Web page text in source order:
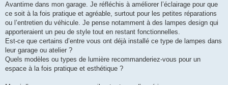
Avantime dans mon garage. Je réfléchis à améliorer l’éclairage pour que
ce soit à la fois pratique et agréable, surtout pour les petites réparations
ou l’entretien du véhicule. Je pense notamment à des lampes design qui
apporteraient un peu de style tout en restant fonctionnelles.
Est-ce que certains d’entre vous ont déjà installé ce type de lampes dans
leur garage ou atelier ?
Quels modèles ou types de lumière recommanderiez-vous pour un
espace à la fois pratique et esthétique ?